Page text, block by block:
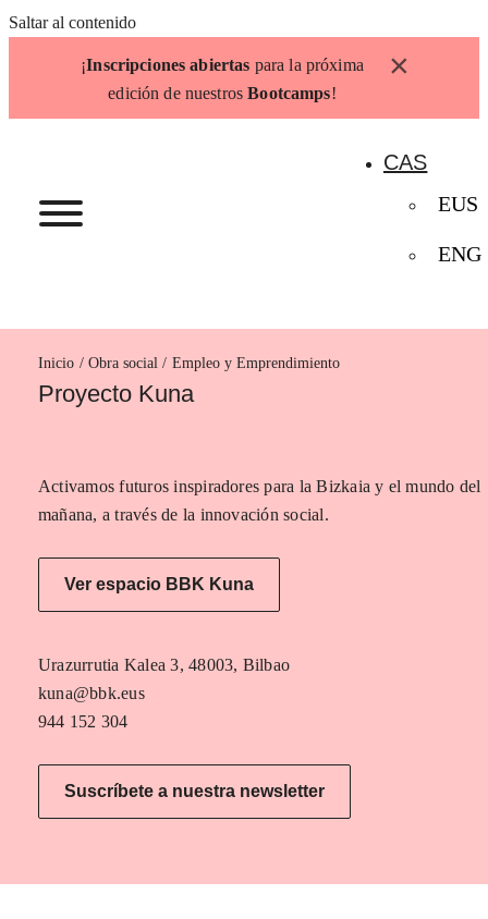
Saltar al contenido
¡Inscripciones abiertas para la próxima
edición de nuestrosBootcamps!
×
CAS
EUS
ENG
Inicio Empleo y Emprendimiento
Proyecto Kuna
Activamos futuros inspiradores para la Bizkaia y el mundo del
mañana, a través de la innovación social.
Ver espacio BBK Kuna
Urazurrutia Kalea 3, 48003, Bilbao
kuna@bbk.eus
944 152 304
Suscríbete a nuestra newsletter